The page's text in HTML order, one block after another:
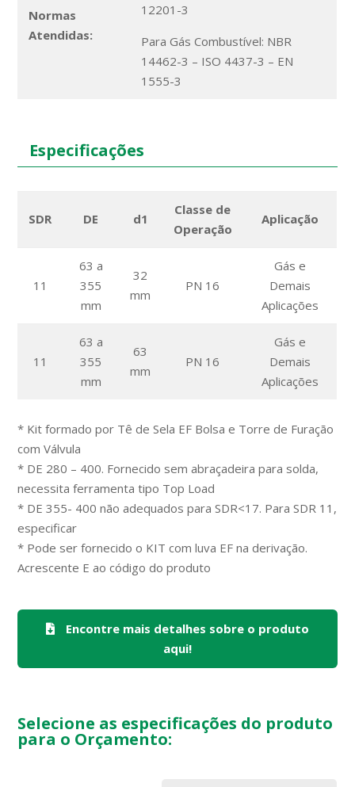
Normas
Atendidas:
12201-3
Para Gás Combustível: NBR
14462-3 – ISO 4437-3 – EN
1555-3
Especificações
SDR DE d1
Classe de
Operação
Aplicação
11
63 a
355
mm
32
mm
PN 16
Gás e
Demais
Aplicações
11
63 a
355
mm
63
mm
PN 16
Gás e
Demais
Aplicações
* Kit formado por Tê de Sela EF Bolsa e Torre de Furação
com Válvula
* DE 280 – 400. Fornecido sem abraçadeira para solda,
necessita ferramenta tipo Top Load
* DE 355- 400 não adequados para SDR<17. Para SDR 11,
especificar
* Pode ser fornecido o KIT com luva EF na derivação.
Acrescente E ao código do produto
Encontre mais detalhes sobre o produto
aqui!
Selecione as especificações do produto
para o Orçamento: